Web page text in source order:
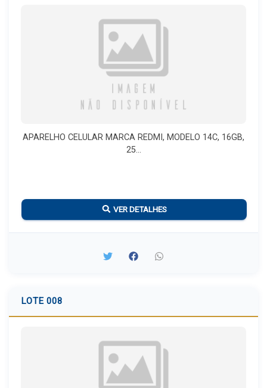
APARELHO CELULAR MARCA REDMI, MODELO 14C, 16GB,
25...
VER DETALHES
LOTE 008